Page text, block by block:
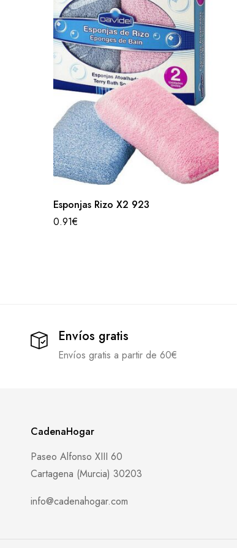
Esponjas Rizo X2 923
0.91€
Envíos gratis
Envíos gratis a partir de 60€
CadenaHogar
Paseo Alfonso XIII 60
Cartagena (Murcia) 30203
info@cadenahogar.com